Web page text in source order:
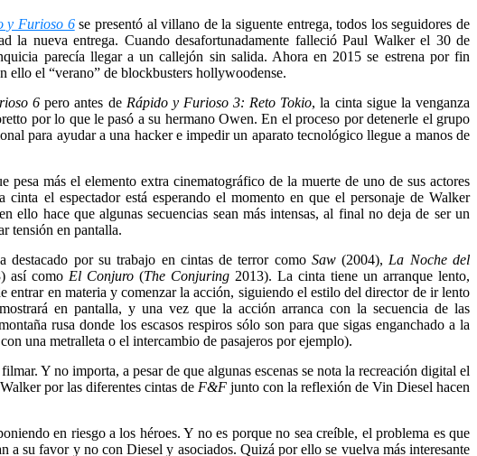
y Furioso 6se presentó al villano de la siguente entrega, todos los seguidores de
la nueva entrega. Cuando desafortunadamente falleció Paul Walker el 30 de
parecía llegar a un callejón sin salida. Ahora en 2015 se estrena por fin
ello el “verano” de blockbusters hollywoodense.
6 pero antes de Rápido y Furioso 3: Reto Tokio, la cinta sigue la venganza
por lo que le pasó a su hermano Owen. En el proceso por detenerle el grupo
para ayudar a una hacker e impedir un aparato tecnológico llegue a manos de
pesa más el elemento extra cinematográfico de la muerte de uno de sus actores
el espectador está esperando el momento en que el personaje de Walker
ello hace que algunas secuencias sean más intensas, al final no deja de ser un
tensión en pantalla.
por su trabajo en cintas de terror como Saw(2004), La Noche del
así como El Conjuro (The Conjuring 2013). La cinta tiene un arranque lento,
entrar en materia y comenzar la acción, siguiendo el estilo del director de ir lento
en pantalla, y una vez que la acción arranca con la secuencia de las
rusa donde los escasos respiros sólo son para que sigas enganchado a la
una metralleta o el intercambio de pasajeros por ejemplo).
Y no importa, a pesar de que algunas escenas se nota la recreación digital el
por las diferentes cintas de F&Fjunto con la reflexión de Vin Diesel hacen
en riesgo a los héroes. Y no es porque no sea creíble, el problema es que
a su favor y no con Diesel y asociados. Quizá por ello se vuelva más interesante